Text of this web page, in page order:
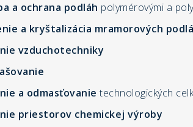
a ochrana podláh polymérovými a
a kryštalizácia mramorových
vzduchotechniky
a odmasťovanietechnologických
priestorov chemickej výroby